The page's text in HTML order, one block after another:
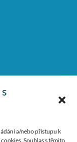
a/nebo přístupu k
Souhlas s těmito